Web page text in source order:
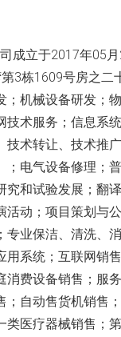
成立于2017年05
3栋1609号房之二
机械设备研发；
术服务；信息系
术转让、技术推
电气设备修理；
和试验发展；翻
动；项目策划与
业保洁、清洗、
系统；互联网销
费设备销售；服
自动售货机销售
医疗器械销售；